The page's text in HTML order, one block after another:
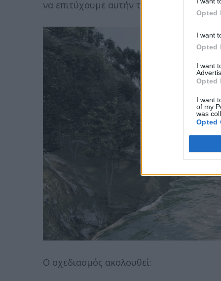
Opted
I want
Opted
I want
Opted
I want
of my
was
Opted
να επιτύχουμε αυτήν την δομή.
Ο σχεδιασμός ακολουθεί: